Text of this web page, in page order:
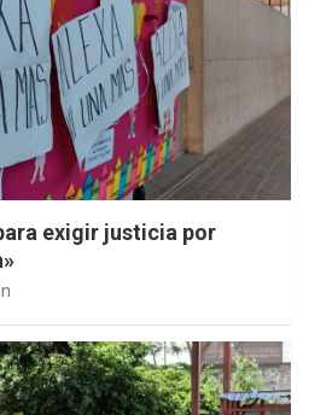
exigir justicia por